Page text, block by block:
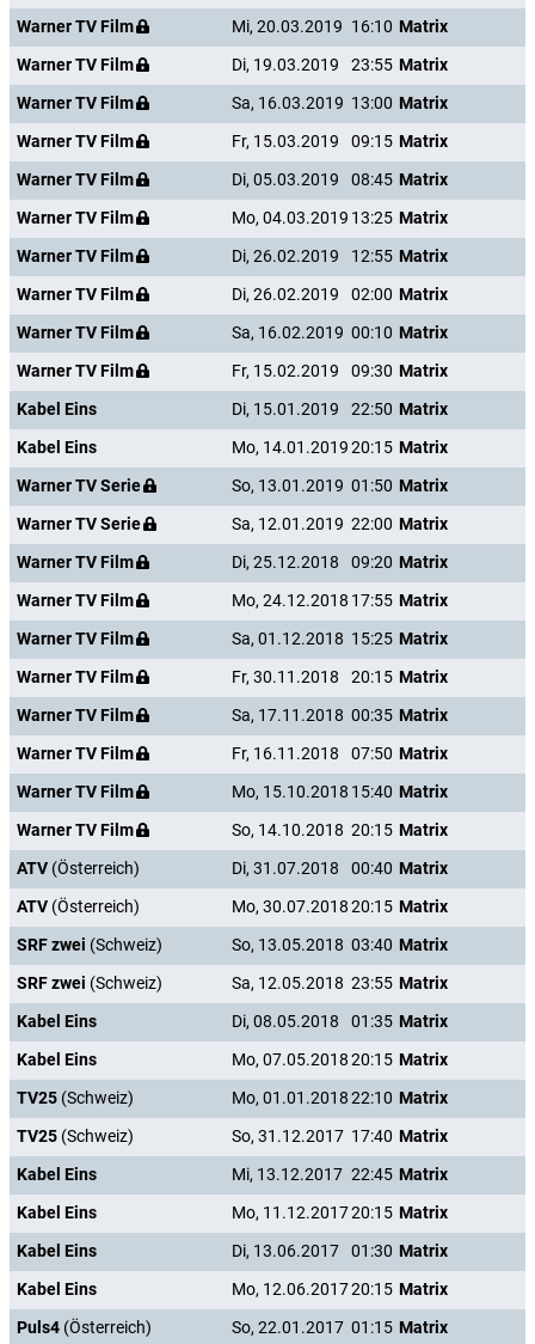
Warner TV Film
Mi, 20.03.2019 16:10 Matrix
Warner TV Film
Di, 19.03.2019 23:55 Matrix
Warner TV Film
Sa, 16.03.2019 13:00 Matrix
Warner TV Film
Fr, 15.03.2019 09:15 Matrix
Warner TV Film
Di, 05.03.2019 08:45 Matrix
Warner TV Film
Mo, 04.03.2019 13:25 Matrix
Warner TV Film
Di, 26.02.2019 12:55 Matrix
Warner TV Film
Di, 26.02.2019 02:00 Matrix
Warner TV Film
Sa, 16.02.2019 00:10 Matrix
Warner TV Film
Fr, 15.02.2019 09:30 Matrix
Kabel Eins
Di, 15.01.2019 22:50 Matrix
Kabel Eins
Mo, 14.01.201920:15 Matrix
Warner TV Serie
So, 13.01.2019 01:50 Matrix
Warner TV Serie
Sa, 12.01.2019 22:00 Matrix
Warner TV Film
Di, 25.12.2018 09:20 Matrix
Warner TV Film
Mo, 24.12.2018 17:55 Matrix
Warner TV Film
Sa, 01.12.2018 15:25 Matrix
Warner TV Film
Fr, 30.11.2018 20:15 Matrix
Warner TV Film
Sa, 17.11.2018 00:35 Matrix
Warner TV Film
Fr, 16.11.2018 07:50 Matrix
Warner TV Film
Mo, 15.10.2018 15:40 Matrix
Warner TV Film
So, 14.10.2018 20:15 Matrix
ATV (Österreich) Di, 31.07.2018 00:40 Matrix
ATV (Österreich) Mo, 30.07.201820:15 Matrix
SRF zwei (Schweiz) So, 13.05.2018 03:40 Matrix
SRF zwei (Schweiz) Sa, 12.05.2018 23:55 Matrix
Kabel Eins
Di, 08.05.2018 01:35 Matrix
Kabel Eins
Mo, 07.05.201820:15 Matrix
TV25 (Schweiz) Mo, 01.01.201822:10 Matrix
TV25 (Schweiz) So, 31.12.2017 17:40 Matrix
Kabel Eins
Mi, 13.12.2017 22:45 Matrix
Kabel Eins
Mo, 11.12.201720:15 Matrix
Kabel Eins
Di, 13.06.2017 01:30 Matrix
Kabel Eins
Mo, 12.06.201720:15 Matrix
Puls4 (Österreich) So, 22.01.2017 01:15 Matrix